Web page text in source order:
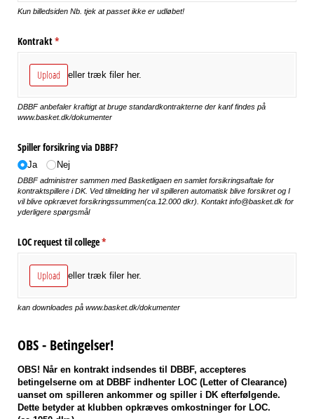
Kun billedsiden Nb. tjek at passet ikke er udløbet!
Kontrakt*
(påkrævet)
Upload eller træk filer her.
DBBF anbefaler kraftigt at bruge standardkontrakterne der kanf findes på
www.basket.dk/dokumenter
Spiller forsikring via DBBF?
Ja Nej
DBBF administrer sammen med Basketligaen en samlet forsikringsaftale for
kontraktspillere i DK. Ved tilmelding her vil spilleren automatisk blive forsikret og I
vil blive opkrævet forsikringssummen(ca.12.000 dkr). Kontakt info@basket.dk for
yderligere spørgsmål
LOC request til college*
(påkrævet)
Upload eller træk filer her.
kan downloades på www.basket.dk/dokumenter
OBS - Betingelser!
OBS! Når en kontrakt indsendes til DBBF, accepteres
betingelserne om at DBBF indhenter LOC (Letter of Clearance)
uanset om spilleren ankommer og spiller i DK efterfølgende.
Dette betyder at klubben opkræves omkostninger for LOC.